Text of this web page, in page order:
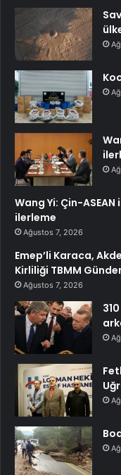
Wang Yi: Çin-
ilerleme
Ağustos 7, 2026
Emep’li Karaca,
Kirliliği TBMM
Ağustos 7, 2026